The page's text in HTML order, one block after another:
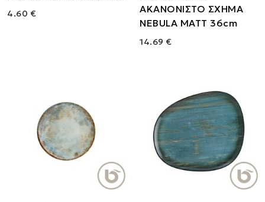
4.60 €
ΑΚΑΝΟΝΙΣΤΟ ΣΧΗΜΑ
NEBULA MATT 36cm
14.69 €